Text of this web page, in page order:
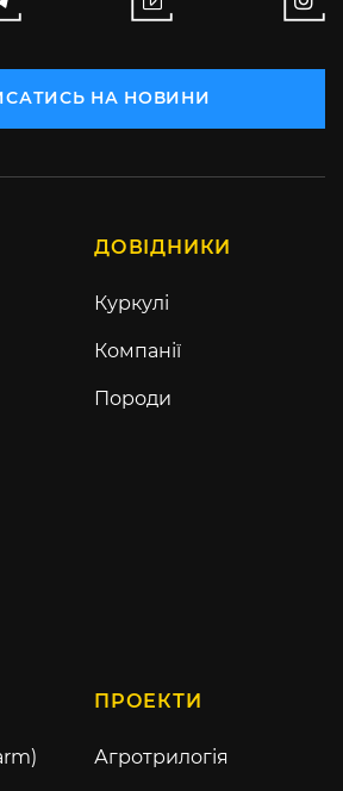
НА НОВИНИ
ДОВІДНИКИ
Куркулі
Компанії
Породи
ПРОЕКТИ
Агротрилогія